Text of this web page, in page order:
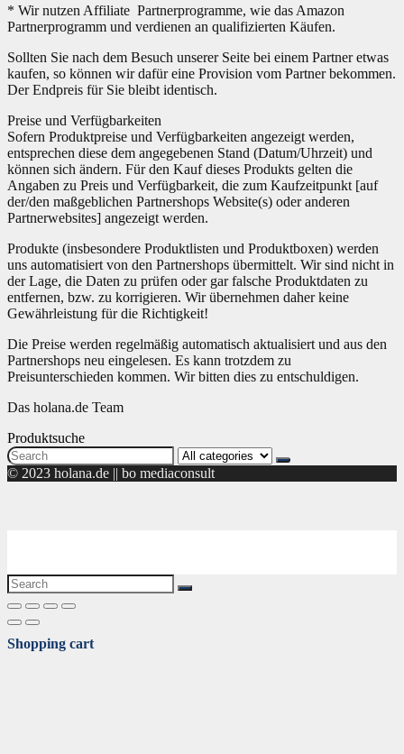
* Wir nutzen Affiliate Partnerprogramme, wie das Amazon
Partnerprogramm und verdienen an qualifizierten Käufen.
Sollten Sie nach dem Besuch unserer Seite bei einem Partner etwas
kaufen, so können wir dafür eine Provision vom Partner bekommen.
Der Endpreis für Sie bleibt identisch.
Preise und Verfügbarkeiten
Sofern Produktpreise und Verfügbarkeiten angezeigt werden,
entsprechen diese dem angegebenen Stand (Datum/Uhrzeit) und
können sich ändern. Für den Kauf dieses Produkts gelten die
Angaben zu Preis und Verfügbarkeit, die zum Kaufzeitpunkt [auf
der/den maßgeblichen Partnershops Website(s) oder anderen
Partnerwebsites] angezeigt werden.
Produkte (insbesondere Produktlisten und Produktboxen) werden
uns automatisiert von den Partnershops übermittelt. Wir sind nicht in
der Lage, die Daten zu prüfen oder gar falsche Produktdaten zu
entfernen, bzw. zu korrigieren. Wir übernehmen daher keine
Gewährleistung für die Richtigkeit!
Die Preise werden regelmäßig automatisch aktualisiert und aus den
Partnershops neu eingelesen. Es kann trotzdem zu
Preisunterschieden kommen. Wir bitten dies zu entschuldigen.
Das holana.de Team
Produktsuche
Search
for:
© 2023 holana.de || bo mediaconsult
Shopping cart